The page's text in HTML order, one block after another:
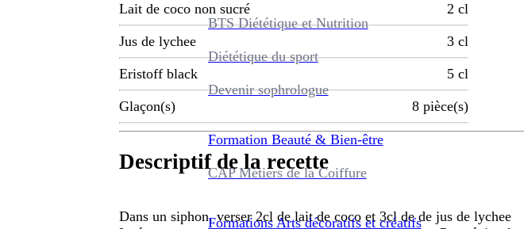
BTS Diététique et Nutrition
Diététique du sport
Devenir sophrologue
Formation Beauté & Bien-être
CAP Métiers de la Coiffure
Formations Arts décoratifs et créatifs
Lait de coco non sucré 2 cl
Jus de lychee 3 cl
Eristoff black 5 cl
Glaçon(s) 8 pièce(s)
Descriptif de la recette
Dans un siphon, verser 2cl de lait de coco et 3cl de de jus de lychee